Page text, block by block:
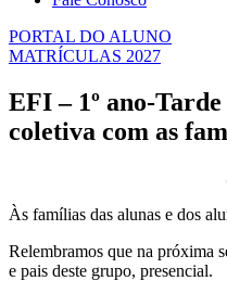
PORTAL DO ALUNO
MATRÍCULAS 2027
EFI – 1º ano-
coletiva com as
Às famílias das alunas e dos
Relembramos que na próxima
e pais deste grupo, presencial.